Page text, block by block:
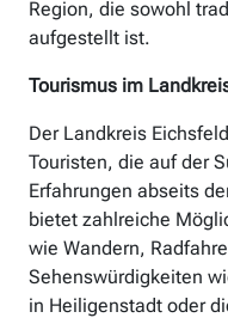
Region, die sowohl
aufgestellt ist.
Tourismus im
Der Landkreis
Touristen, die auf der
Erfahrungen abseits
bietet zahlreiche
wie Wandern,
Sehenswürdigkeiten
in Heiligenstadt oder